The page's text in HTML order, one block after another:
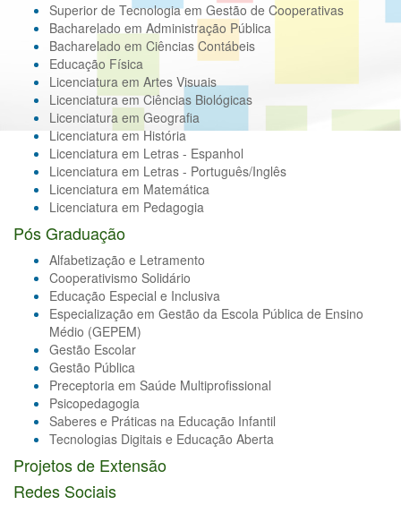
Superior de Tecnologia em Gestão de Cooperativas
Bacharelado em Administração Pública
Bacharelado em Ciências Contábeis
Educação Física
Licenciatura em Artes Visuais
Licenciatura em Ciências Biológicas
Licenciatura em Geografia
Licenciatura em História
Licenciatura em Letras - Espanhol
Licenciatura em Letras - Português/Inglês
Licenciatura em Matemática
Licenciatura em Pedagogia
Pós Graduação
Alfabetização e Letramento
Cooperativismo Solidário
Educação Especial e Inclusiva
Especialização em Gestão da Escola Pública de Ensino
Médio (GEPEM)
Gestão Escolar
Gestão Pública
Preceptoria em Saúde Multiprofissional
Psicopedagogia
Saberes e Práticas na Educação Infantil
Tecnologias Digitais e Educação Aberta
Projetos de Extensão
Redes Sociais